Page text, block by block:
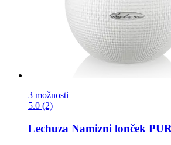
3 možnosti
5.0 (2)
Lechuza Namizni lonček